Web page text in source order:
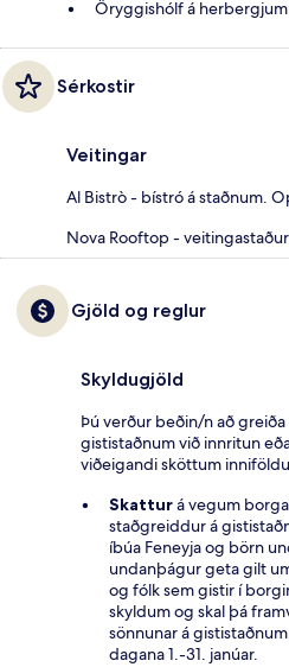
Öryggishólf á herbergjum
Sérkostir
Veitingar
Al Bistrò - bístró á staðnum.
Nova Rooftop -
Gjöld og reglur
Skyldugjöld
Þú verður beðin/n að
gististaðnum við innritun
viðeigandi sköttum
Skatturá vegum
staðgreiddur á
íbúa Feneyja og börn
undanþágur geta gilt
og fólk sem gistir í
skyldum og skal þá
sönnunar á
dagana 1.-31. janúar.